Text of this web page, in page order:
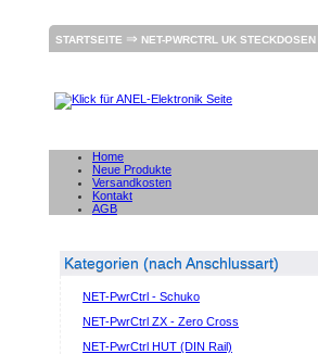
STARTSEITE ⇒ NET-PWRCTRL UK STECKDOSEN
Home
Neue Produkte
Versandkosten
Kontakt
AGB
Kategorien (nach Anschlussart)
NET-PwrCtrl - Schuko
NET-PwrCtrl ZX - Zero Cross
NET-PwrCtrl HUT (DIN Rail)